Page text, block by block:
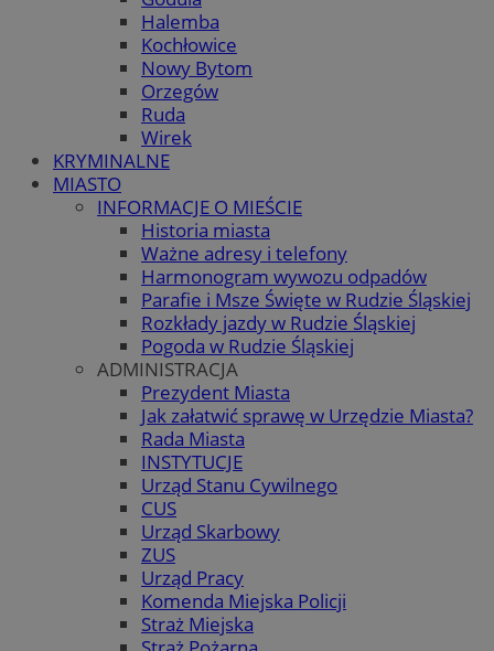
Halemba
Kochłowice
Nowy Bytom
Orzegów
Ruda
Wirek
KRYMINALNE
MIASTO
INFORMACJE O MIEŚCIE
Historia miasta
Ważne adresy i telefony
Harmonogram wywozu odpadów
Parafie i Msze Święte w Rudzie Śląskiej
Rozkłady jazdy w Rudzie Śląskiej
Pogoda w Rudzie Śląskiej
ADMINISTRACJA
Prezydent Miasta
Jak załatwić sprawę w Urzędzie Miasta?
Rada Miasta
INSTYTUCJE
Urząd Stanu Cywilnego
CUS
Urząd Skarbowy
ZUS
Urząd Pracy
Komenda Miejska Policji
Straż Miejska